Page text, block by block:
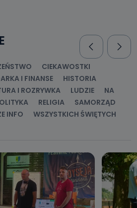
CIEKAWOSTKI
I FINANSE
HISTORIA
I ROZRYWKA LUDZIE
NA
RELIGIA
SAMORZĄD
INFO
WSZYSTKICH ŚWIĘTYCH